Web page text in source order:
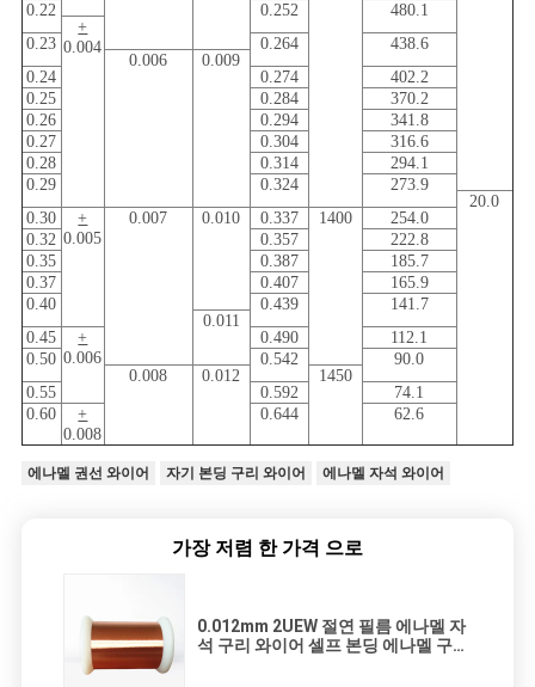
0.22
0.252
480.1
+
0.004
0.23 0.264
438.6
0.006
0.009
0.24
0.274
402.2
0.25
0.284
370.2
0.26
0.294
341.8
0.27
0.304
316.6
0.28
0.314
294.1
0.29
0.324
273.9
20.0
0.30
+
0.005
0.007 0.010 0.337 1400
254.0
0.32
0.357
222.8
0.35
0.387
185.7
0.37
0.407
165.9
0.40
0.439
141.7
0.011
0.45
+
0.006
0.490
112.1
0.50
0.542
90.0
0.008
0.012
1450
0.55
0.592
74.1
0.60
+
0.008
0.644 62.6
에나멜 권선 와이어 자기 본딩 구리 와이어 에나멜 자석 와이어
가장 저렴 한 가격 으로
0.012mm 2UEW 절연 필름 에나멜 자
석 구리 와이어 셀프 본딩 에나멜 구리